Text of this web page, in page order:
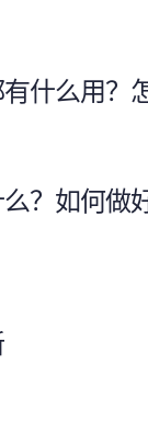
什么用？
？如何做